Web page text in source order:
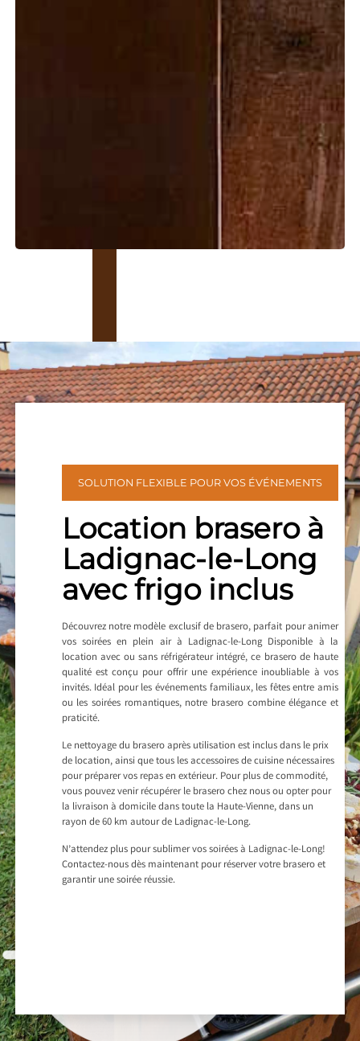
SOLUTION FLEXIBLE POUR VOS ÉVÉNEMENTS
Location brasero à
Ladignac-le-Long
avec frigo inclus
Découvrez notre modèle exclusif de brasero, parfait pour animer
vos soirées en plein air à Ladignac-le-Long Disponible à la
location avec ou sans réfrigérateur intégré, ce brasero de haute
qualité est conçu pour offrir une expérience inoubliable à vos
invités. Idéal pour les événements familiaux, les fêtes entre amis
ou les soirées romantiques, notre brasero combine élégance et
praticité.
Le nettoyage du brasero après utilisation est inclus dans le prix
de location, ainsi que tous les accessoires de cuisine nécessaires
pour préparer vos repas en extérieur. Pour plus de commodité,
vous pouvez venir récupérer le brasero chez nous ou opter pour
la livraison à domicile dans toute la Haute-Vienne, dans un
rayon de 60 km autour de Ladignac-le-Long.
N’attendez plus pour sublimer vos soirées à Ladignac-le-Long!
Contactez-nous dès maintenant pour réserver votre brasero et
garantir une soirée réussie.